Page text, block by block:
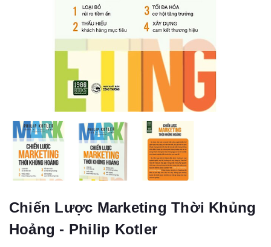
Chiến Lược Marketing Thời Khủng
Hoảng - Philip Kotler